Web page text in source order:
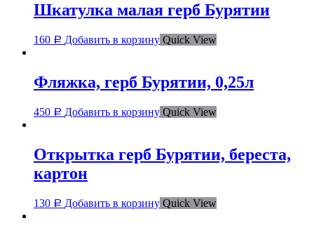
Шкатулка малая герб Бурятии
160 Р Добавить в корзину Quick View
Фляжка, герб Бурятии, 0,25л
450 Р Добавить в корзину Quick View
Открытка герб Бурятии, береста,
картон
130 Р Добавить в корзину Quick View